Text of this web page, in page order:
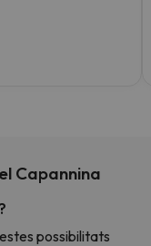
Capannina
possibilitats